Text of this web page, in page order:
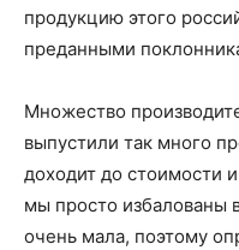
продукцию этого
преданными
Множество
выпустили так много
доходит до стоимости
мы просто избалованы
очень мала, поэтому